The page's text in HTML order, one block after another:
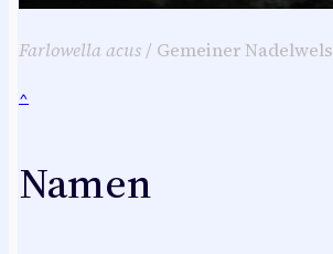
Farlowella acus / Gemeiner Nadelwels
^
Namen